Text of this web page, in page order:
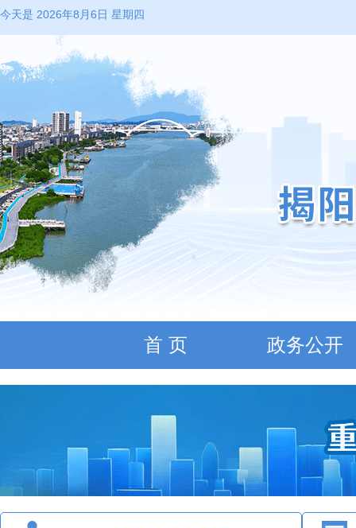
今天是 2026年8月6日 星期四
首 页 政务公开